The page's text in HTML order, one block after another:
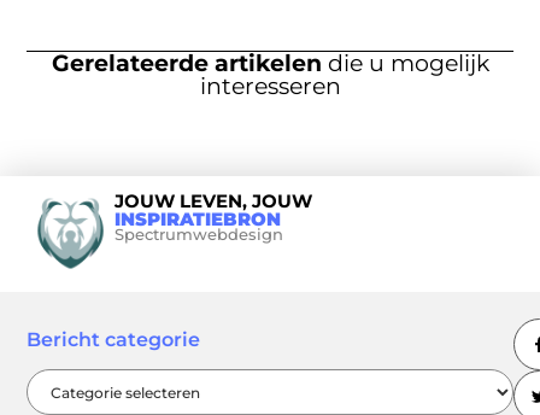
Gerelateerde artikelen die u mogelijk
interesseren
JOUW LEVEN, JOUW
INSPIRATIEBRON
Spectrumwebdesign
Bericht categorie